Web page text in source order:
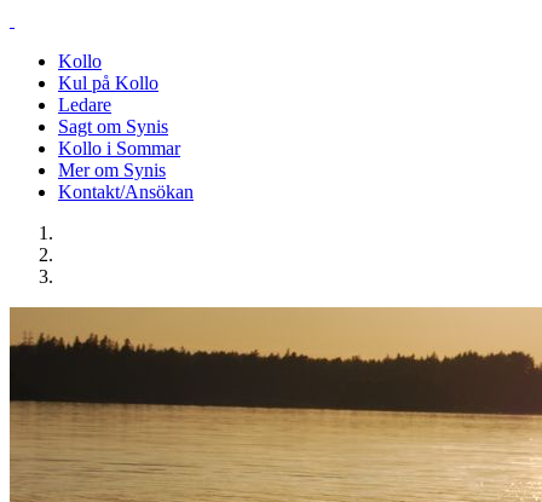
Kollo
Kul på Kollo
Ledare
Sagt om Synis
Kollo i Sommar
Mer om Synis
Kontakt/Ansökan